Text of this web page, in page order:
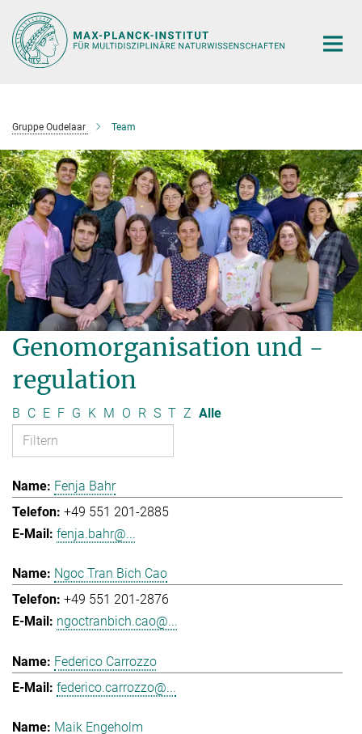
Hauptinhalt
Gruppe Oudelaar Team
Genomorganisation und -
regulation
B C E F G K M O R S T Z Alle
Fenja Bahr
+49 551 201-2885
fenja.bahr@...
Ngoc Tran Bich Cao
+49 551 201-2876
ngoctranbich.cao@...
Federico Carrozzo
federico.carrozzo@...
Maik Engeholm